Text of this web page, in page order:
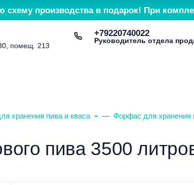
схему производства в подарок! При
помещ. 213
+79220740022
Руководитель отдела
хранения пива и кваса
Форфас для хранения
пива 3500